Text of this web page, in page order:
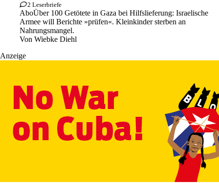
2 Leserbriefe
AboÜber 100 Getötete in Gaza bei Hilfslieferung: Israelische
Armee will Berichte »prüfen«. Kleinkinder sterben an
Nahrungsmangel.
Von Wiebke Diehl
Anzeige